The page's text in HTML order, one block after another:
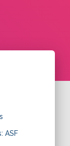
ASF